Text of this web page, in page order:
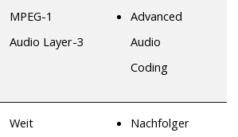
MPEG-1
Audio Layer-3
Advanced
Audio
Coding
Weit
Nachfolger